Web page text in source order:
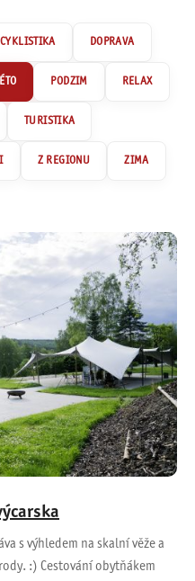
CYKLISTIKA DOPRAVA
PODZIM RELAX
TURISTIKA
Z REGIONU ZIMA
s výhledem na skalní věže a
:) Cestování obytňákem